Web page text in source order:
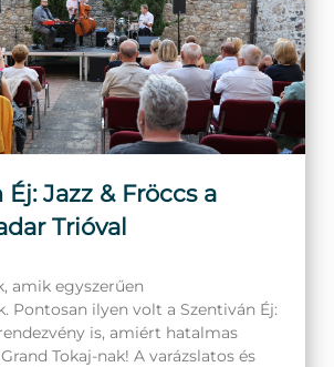
Jazz & Fröccs a
Trióval
amik egyszerűen
Pontosan ilyen volt a Szentiván Éj:
is, amiért hatalmas
Tokaj-nak! A varázslatos és